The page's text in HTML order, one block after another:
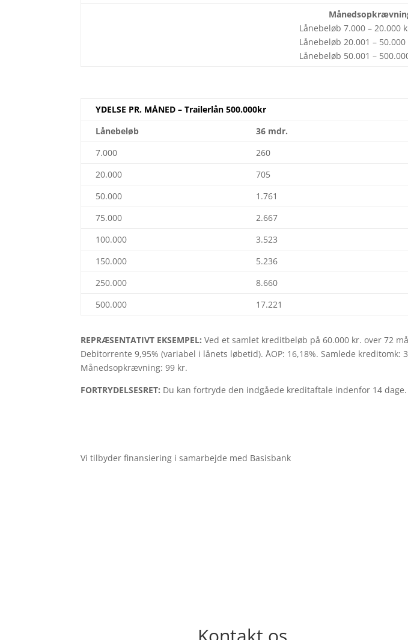
Lånebeløb 7.000
Lånebeløb 20.001
Lånebeløb 50.001
YDELSE PR. MÅNED – Trailerlån 500.000kr
Lånebeløb
36 mdr.
7.000
260
20.000
705
50.000
1.761
75.000
2.667
100.000
3.523
150.000
5.236
250.000
8.660
500.000
17.221
REPRÆSENTATIVT EKSEMPEL: Ved et samlet kreditbeløb på 60.000 kr. over 72
Debitorrente 9,95% (variabel i lånets løbetid). ÅOP: 16,18%. Samlede
Månedsopkrævning: 99 kr.
FORTRYDELSESRET: Du kan fortryde den indgåede kreditaftale indenfor 14 dage.
Vi tilbyder finansiering i samarbejde med Basisbank